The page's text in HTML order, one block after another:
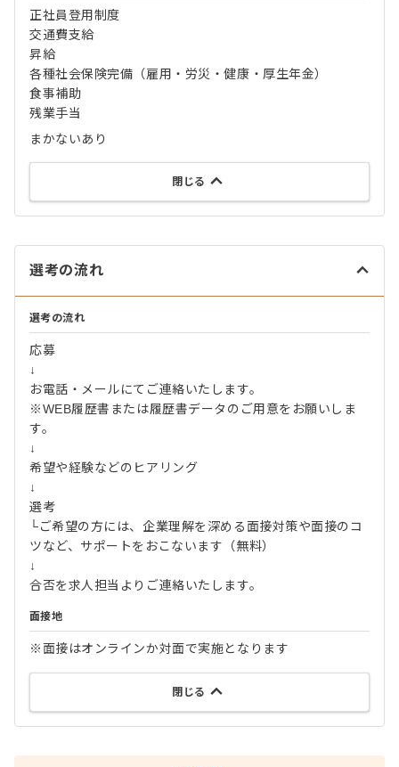
正社員登用制度
交通費支給
昇給
各種社会保険完備（雇用・労災・健康・厚生年金）
食事補助
残業手当
まかないあり
閉じる
選考の流れ
選考の流れ
応募
↓
お電話・メールにてご連絡いたします。
※WEB履歴書または履歴書データのご用意をお願いしま
す。
↓
希望や経験などのヒアリング
↓
選考
└ご希望の方には、企業理解を深める面接対策や面接のコ
ツなど、サポートをおこないます（無料）
↓
合否を求人担当よりご連絡いたします。
面接地
※面接はオンラインか対面で実施となります
閉じる